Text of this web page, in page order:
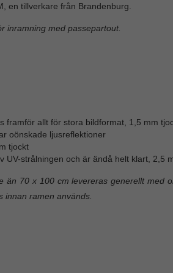
en tillverkare från Brandenburg.
inramning med passepartout.
framför allt för stora bildformat, 1,5 mm
oönskade ljusreflektioner
tjockt
UV-strålningen och är ändå helt klart, 2,5
än 70 x 100 cm levereras generellt med
innan ramen används.